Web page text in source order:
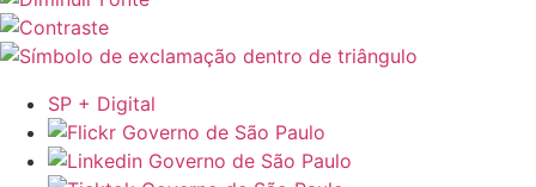
SP + Digital